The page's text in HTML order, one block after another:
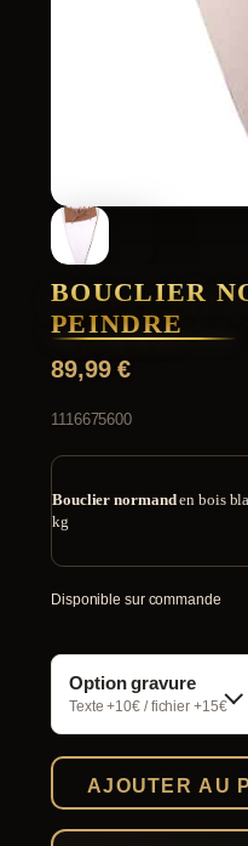
BOUCLIER
PEINDRE
89,99€
1116675600
Bouclier normanden bois
kg
Disponible sur commande
Option gravure
Texte +10€ / fichier +15€
AJOUTER AU